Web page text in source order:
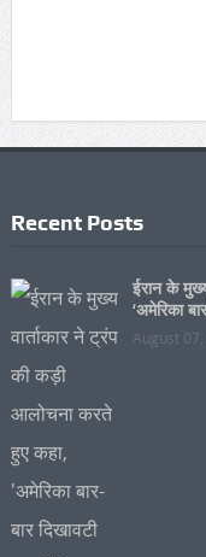
Recent Posts
ईरान के
‘अमेरिका
August